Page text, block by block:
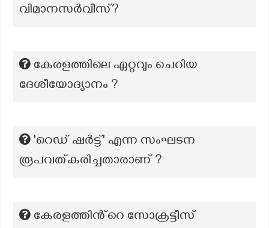
വിമാനസർവീസ്?
കേരളത്തിലെ ഏറ്റവും ചെറിയ
ദേശീയോദ്യാനം ?
'റെഡ് ഷർട്ട്' എന്ന സംഘടന
രൂപവത്കരിച്ചതാരാണ് ?
കേരളത്തിൻ്റെ സോക്രട്ടീസ്